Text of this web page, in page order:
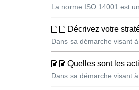
La norme ISO 14001 est
Décrivez votre
Dans sa démarche visant
Quelles sont les
Dans sa démarche visant